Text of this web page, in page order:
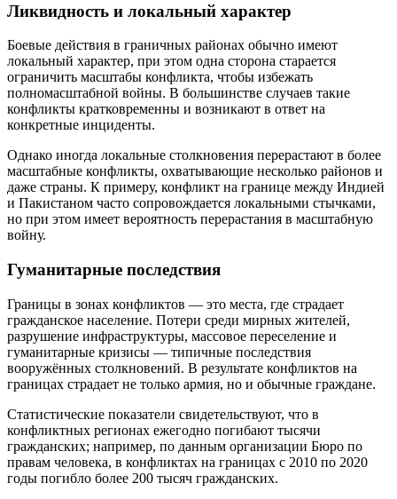
Ликвидность и локальный характер
Боевые действия в граничных районах обычно имеют
локальный характер, при этом одна сторона старается
ограничить масштабы конфликта, чтобы избежать
полномасштабной войны. В большинстве случаев такие
конфликты кратковременны и возникают в ответ на
конкретные инциденты.
Однако иногда локальные столкновения перерастают в более
масштабные конфликты, охватывающие несколько районов и
даже страны. К примеру, конфликт на границе между Индией
и Пакистаном часто сопровождается локальными стычками,
но при этом имеет вероятность перерастания в масштабную
войну.
Гуманитарные последствия
Границы в зонах конфликтов — это места, где страдает
гражданское население. Потери среди мирных жителей,
разрушение инфраструктуры, массовое переселение и
гуманитарные кризисы — типичные последствия
вооружённых столкновений. В результате конфликтов на
границах страдает не только армия, но и обычные граждане.
Статистические показатели свидетельствуют, что в
конфликтных регионах ежегодно погибают тысячи
гражданских; например, по данным организации Бюро по
правам человека, в конфликтах на границах с 2010 по 2020
годы погибло более 200 тысяч гражданских.